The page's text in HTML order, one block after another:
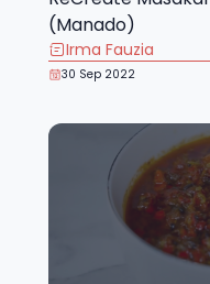
(Manado)
Irma Fauzia
30 Sep 2022